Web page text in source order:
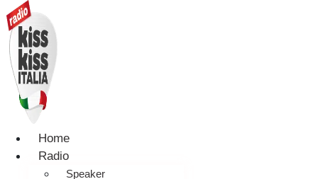
Home
Radio
Speaker